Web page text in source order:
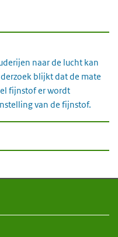
naar de lucht kan
blijkt dat de mate
fijnstof er wordt
van de fijnstof.